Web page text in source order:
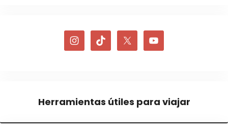
Herramientas útiles para viajar